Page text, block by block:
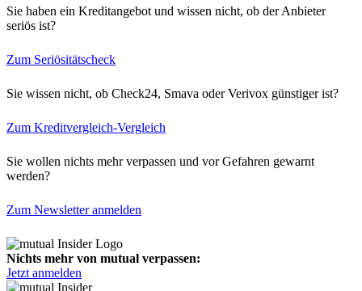
Sie haben ein Kreditangebot und wissen nicht, ob der Anbieter
seriös ist?
Zum Seriösitätscheck
Sie wissen nicht, ob Check24, Smava oder Verivox günstiger ist?
Zum Kreditvergleich-Vergleich
Sie wollen nichts mehr verpassen und vor Gefahren gewarnt
werden?
Zum Newsletter anmelden
Nichts mehr von mutual verpassen:
Jetzt anmelden